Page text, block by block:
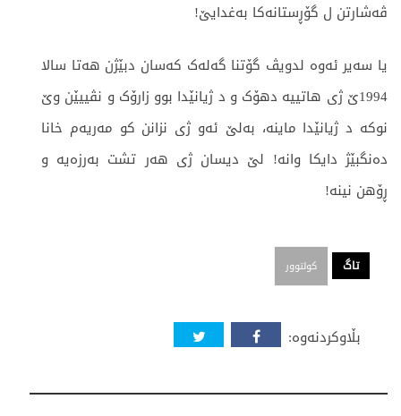
ڤەشارتن ل گۆڕستانەکا بەغدایێ!
یا سەیر ئەوە لدویڤ گۆتنا گەلەک کەسان دبێژن هەتا سالا
1994ێ ژی هاتییە دهۆک و د ژیانێدا بوو زارۆک و نڤییێن وێ
نوکە د ژیانێدا ماینە، بەلێ ئەو ژی نزانن کو مەریەم خانا
دەنگبێژ دایکا وانە! لێ دیسان ژی هەر تشت بەرزەیە و
ڕۆهن نینە!
تاگ کولتوور
بڵاوکردنەوە: